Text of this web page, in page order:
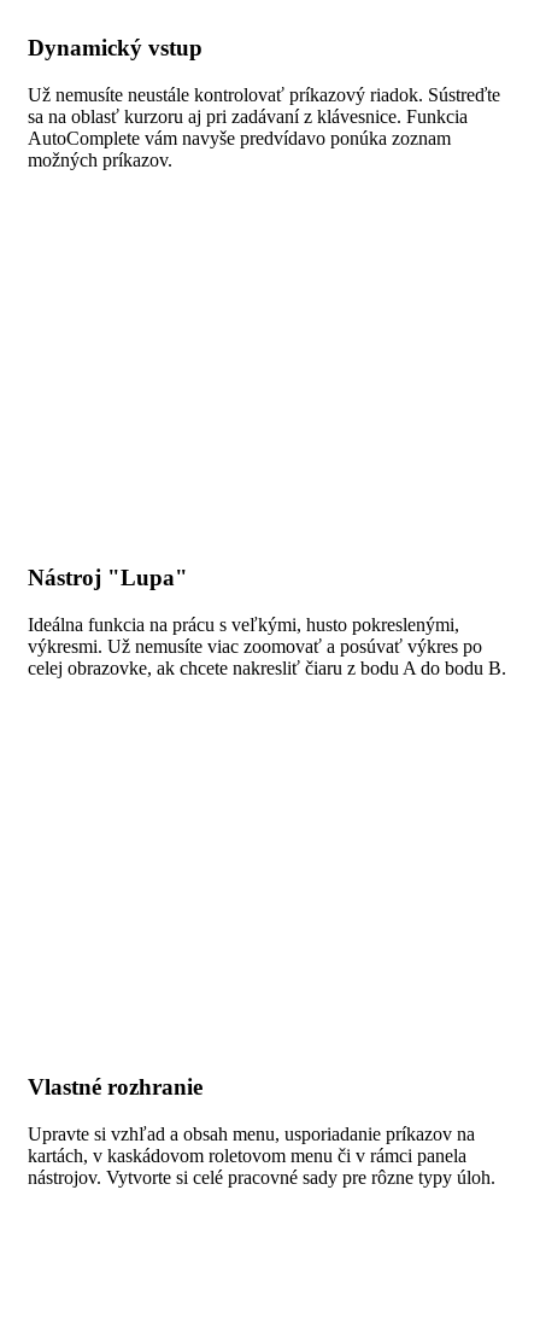
Dynamický vstup
Už nemusíte neustále kontrolovať príkazový riadok. Sústreďte
sa na oblasť kurzoru aj pri zadávaní z klávesnice. Funkcia
AutoComplete vám navyše predvídavo ponúka zoznam
možných príkazov.
Nástroj "Lupa"
Ideálna funkcia na prácu s veľkými, husto pokreslenými,
výkresmi. Už nemusíte viac zoomovať a posúvať výkres po
celej obrazovke, ak chcete nakresliť čiaru z bodu A do bodu B.
Vlastné rozhranie
Upravte si vzhľad a obsah menu, usporiadanie príkazov na
kartách, v kaskádovom roletovom menu či v rámci panela
nástrojov. Vytvorte si celé pracovné sady pre rôzne typy úloh.